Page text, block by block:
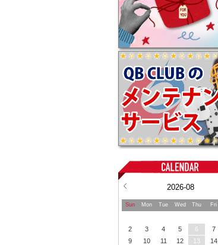
2026-08
Sun Mon Tue Wed Thu Fri
2
3 4 5 6 7
9
10 11 12 13 14